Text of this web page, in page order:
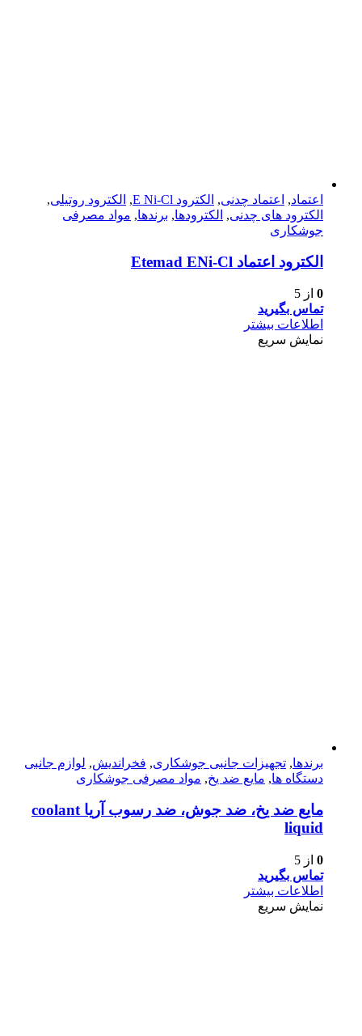
اعتماد, اعتماد چدنی, الکترود E Ni-Cl , الکترود روتیلی,
الکترود های چدنی, الکترودها, برندها, مواد مصرفی
جوشکاری
الکترود اعتماد Etemad ENi-Cl
0 از 5
تماس بگیرید
اطلاعات بیشتر
نمایش سریع
برندها, تجهیزات جانبی جوشکاری, فخراندیش, لوازم جانبی
دستگاه ها, مایع ضد یخ, مواد مصرفی جوشکاری
مایع ضد یخ، ضد جوش، ضد رسوب آریا coolant
liquid
0 از 5
تماس بگیرید
اطلاعات بیشتر
نمایش سریع